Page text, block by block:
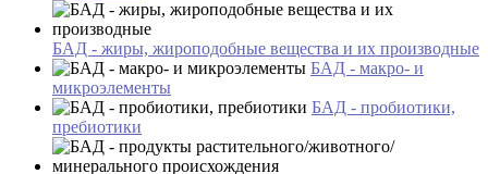
БАД - жиры, жироподобные вещества и их производные
БАД - макро- и
микроэлементы
БАД - пробиотики,
пребиотики